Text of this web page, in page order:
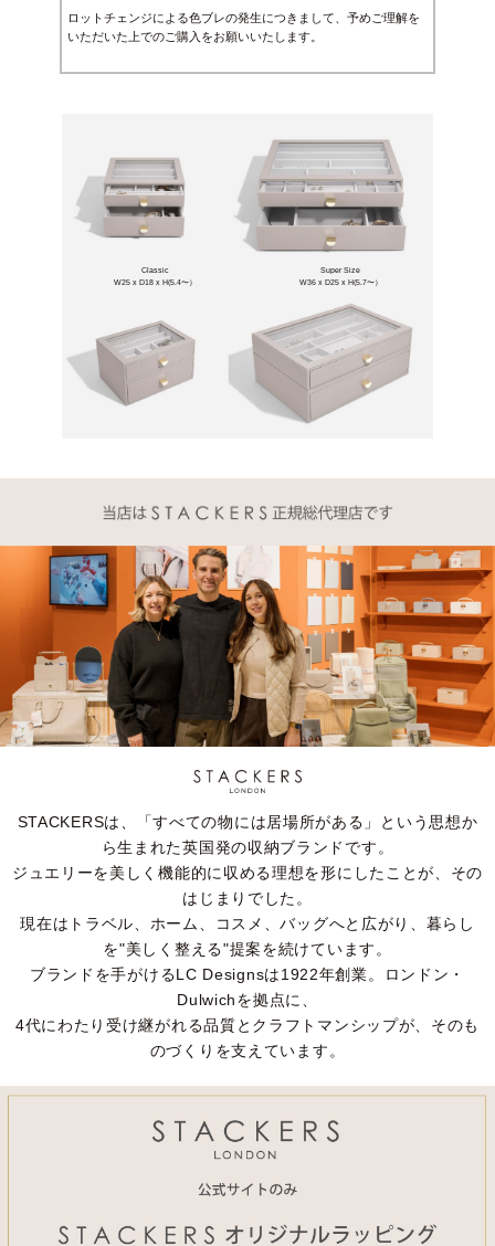
ロットチェンジによる色ブレの発生につきまして、予めご理解を
いただいた上でのご購入をお願いいたします。
Classic
W25 x D18 x H(5.4〜）
Super Size
W36 x D25 x H(5.7〜）
STACKERSは、「すべての物には居場所がある」という思想か
ら生まれた英国発の収納ブランドです。
ジュエリーを美しく機能的に収める理想を形にしたことが、その
はじまりでした。
現在はトラベル、ホーム、コスメ、バッグへと広がり、暮らし
を"美しく整える"提案を続けています。
ブランドを手がけるLC Designsは1922年創業。ロンドン・
Dulwichを拠点に、
4代にわたり受け継がれる品質とクラフトマンシップが、そのも
のづくりを支えています。